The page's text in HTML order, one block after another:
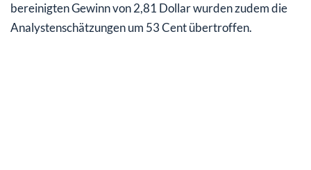
bereinigten Gewinn von 2,81 Dollar wurden zudem die
Analystenschätzungen um 53 Cent übertroffen.